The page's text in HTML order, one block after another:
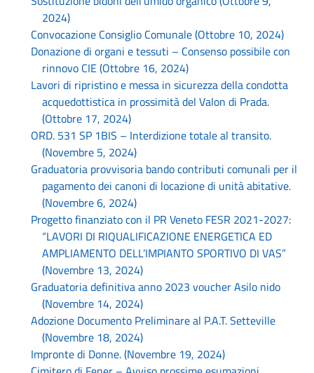
2024)
Convocazione Consiglio Comunale (Ottobre 10, 2024)
Donazione di organi e tessuti – Consenso possibile con
rinnovo CIE (Ottobre 16, 2024)
Lavori di ripristino e messa in sicurezza della condotta
acquedottistica in prossimità del Valon di Prada.
(Ottobre 17, 2024)
ORD. 531 SP 1BIS – Interdizione totale al transito.
(Novembre 5, 2024)
Graduatoria provvisoria bando contributi comunali per il
pagamento dei canoni di locazione di unità abitative.
(Novembre 6, 2024)
Progetto finanziato con il PR Veneto FESR 2021-2027:
“LAVORI DI RIQUALIFICAZIONE ENERGETICA ED
AMPLIAMENTO DELL’IMPIANTO SPORTIVO DI VAS”
(Novembre 13, 2024)
Graduatoria definitiva anno 2023 voucher Asilo nido
(Novembre 14, 2024)
Adozione Documento Preliminare al P.A.T. Setteville
(Novembre 18, 2024)
Impronte di Donne. (Novembre 19, 2024)